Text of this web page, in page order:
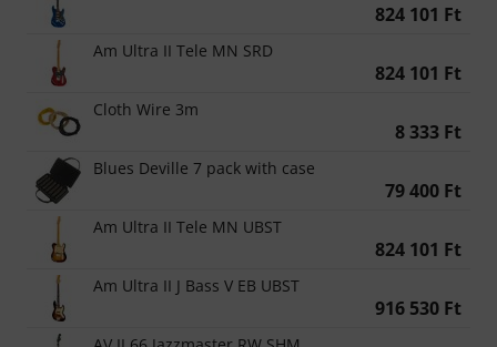
824 101 Ft
Am Ultra II Tele MN SRD
824 101 Ft
Cloth Wire 3m
8 333 Ft
Blues Deville 7 pack with case
79 400 Ft
Am Ultra II Tele MN UBST
824 101 Ft
Am Ultra II J Bass V EB UBST
916 530 Ft